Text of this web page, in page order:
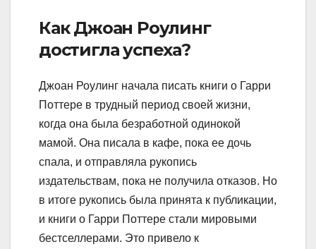
Как Джоан Роулинг
достигла успеха?
Джоан Роулинг начала писать книги о Гарри
Поттере в трудный период своей жизни,
когда она была безработной одинокой
мамой. Она писала в кафе, пока ее дочь
спала, и отправляла рукопись
издательствам, пока не получила отказов. Но
в итоге рукопись была принята к публикации,
и книги о Гарри Поттере стали мировыми
бестселлерами. Это привело к